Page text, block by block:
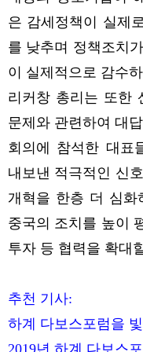
은 감세정책이 실제
를 낮추며 정책조치
이 실제적으로 감수
리커창 총리는 또한
문제와 관련하여 대
회의에 참석한 대표
내보낸 적극적인 신
개혁을 한층 더 심화
중국의 조치를 높이
투자 등 협력을 확대
추천 기사:
하계 다보스포럼을
2019년 하계 다보스